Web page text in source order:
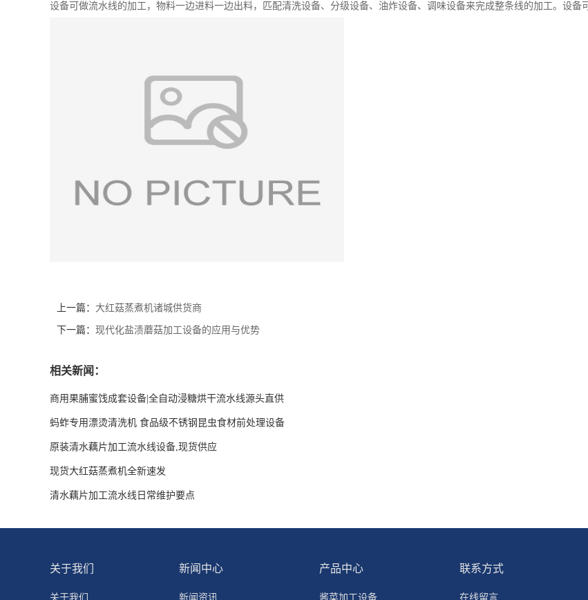
设备可做流水线的加工，物料一边进料一边出料，匹配清洗设备、分级设备、油炸设备、调味设备来完成整条线的加工。设备可
上一篇： 大红菇蒸煮机诸城供货商
下一篇： 现代化盐渍蘑菇加工设备的应用与优势
相关新闻：
商用果脯蜜饯成套设备|全自动浸糖烘干流水线源头直供
蚂蚱专用漂烫清洗机 食品级不锈钢昆虫食材前处理设备
原装清水藕片加工流水线设备,现货供应
现货大红菇蒸煮机全新速发
清水藕片加工流水线日常维护要点
关于我们
关于我们
新闻中心
新闻资讯
产品中心
酱菜加工设备
联系方式
在线留言